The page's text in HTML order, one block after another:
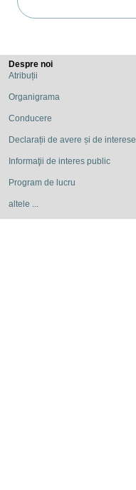
Despre noi
Atribuții
Organigrama
Conducere
Declarații de avere și de interese
Informaţii de interes public
Program de lucru
altele ...